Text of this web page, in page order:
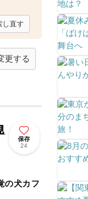
し直す
更する
保存
24
の犬カフ